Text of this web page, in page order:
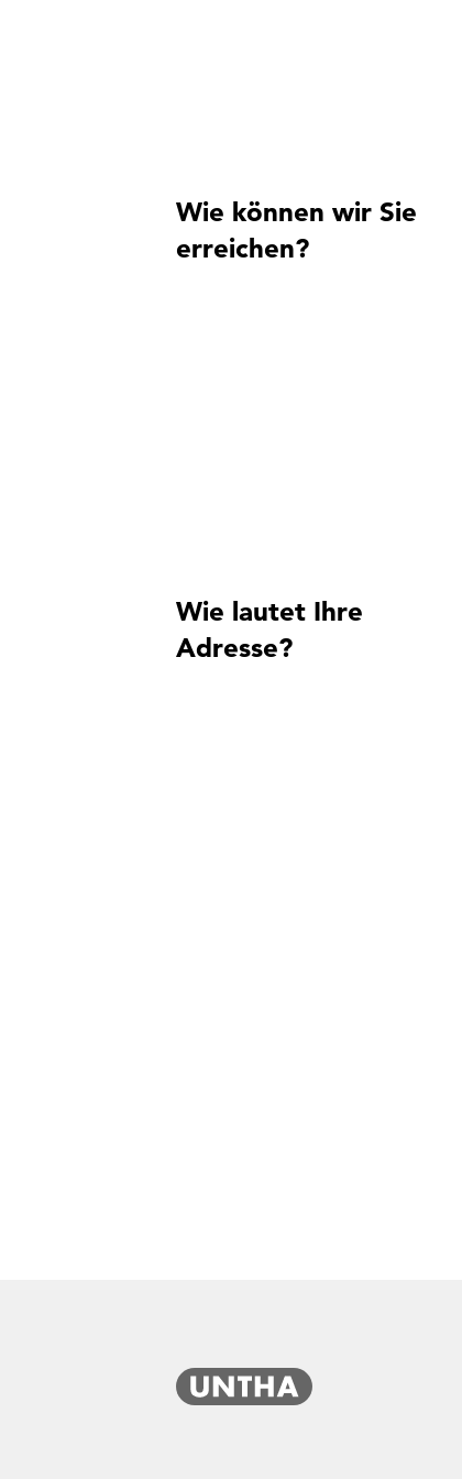
Wie können wir Sie
erreichen?
Wie lautet Ihre
Adresse?